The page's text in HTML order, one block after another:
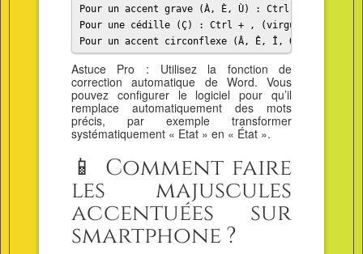
Pour un accent grave (À, È, Ù) : Ctrl + Alt + \
Pour une cédille (Ç) : Ctrl + , (virgule), puis
Pour un accent circonflexe (Â, Ê, Î, Ô, Û) :
Astuce Pro : Utilisez la fonction de
correction automatique de Word. Vous
pouvez configurer le logiciel pour qu’il
remplace automatiquement des mots
précis, par exemple transformer
systématiquement « Etat » en « État ».
📱 Comment faire
les majuscules
accentuées sur
smartphone ?